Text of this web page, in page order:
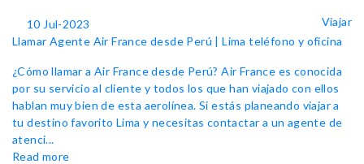
10 Jul-2023
Viajar
Llamar Agente Air France desde Perú | Lima teléfono y oficina
¿Cómo llamar a Air France desde Perú? Air France es conocida
por su servicio al cliente y todos los que han viajado con ellos
hablan muy bien de esta aerolínea. Si estás planeando viajar a
tu destino favorito Lima y necesitas contactar a un agente de
atenci...
Read more